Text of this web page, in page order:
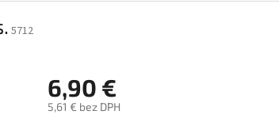
5712
6,90 €
5,61 € bez DPH